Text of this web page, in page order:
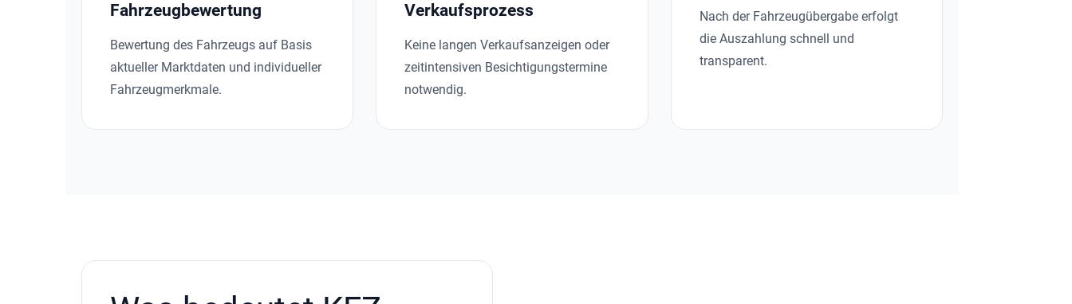
Fahrzeugbewertung
Bewertung des Fahrzeugs auf Basis
aktueller Marktdaten und individueller
Fahrzeugmerkmale.
Verkaufsprozess
Keine langen Verkaufsanzeigen oder
zeitintensiven Besichtigungstermine
notwendig.
Nach der Fahrzeugübergabe erfolgt
die Auszahlung schnell und
transparent.